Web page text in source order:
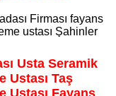
Firması fayans
ustası Şahinler
gibi işleyen
özel hizmet
Usta Seramik
Ustası Taş
Ustası Fayans